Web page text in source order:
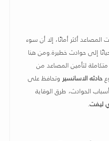
أكثر أمانًا، إلا أن سوء
إلى حوادث خطيرة.ومن هنا
لتأمين المصاعد من
حادثه الاسانسير وتحافظ على
الحوادث، طرق الوقاية
ليفت.